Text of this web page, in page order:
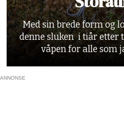
Med sin brede form og
denne sluken i tiår etter
våpen for alle som
ANNONSE